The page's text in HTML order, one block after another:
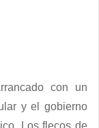
con un
y el gobierno